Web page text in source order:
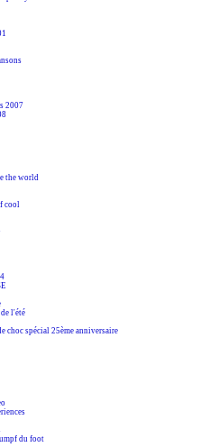
2007
the world
cool
l'été
choc spécial 25ème anniversaire
du foot